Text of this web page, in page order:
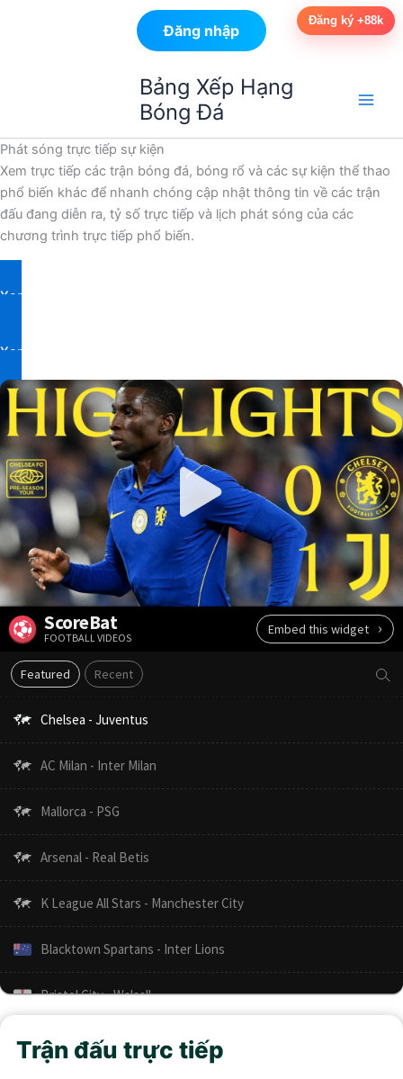
Đăng nhập Đăng ký +88k
dung
Bảng Xếp Hạng
Bóng Đá
Phát sóng trực tiếp sự kiện
Xem trực tiếp các trận bóng đá, bóng rổ và các sự kiện thể thao
phổ biến khác để nhanh chóng cập nhật thông tin về các trận
đấu đang diễn ra, tỷ số trực tiếp và lịch phát sóng của các
chương trình trực tiếp phổ biến.
Xem tin tức thể thao
Xem tỷ số trực tiếp
Trận đấu trực tiếp